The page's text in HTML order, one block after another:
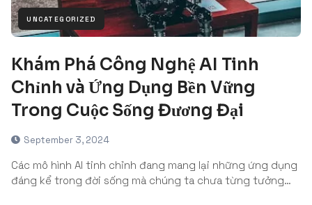
UNCATEGORIZED
Khám Phá Công Nghệ AI Tinh
Chỉnh và Ứng Dụng Bền Vững
Trong Cuộc Sống Đương Đại
September 3, 2024
Các mô hình AI tinh chỉnh đang mang lại những ứng dụng
đáng kể trong đời sống mà chúng ta chưa từng tưởng…